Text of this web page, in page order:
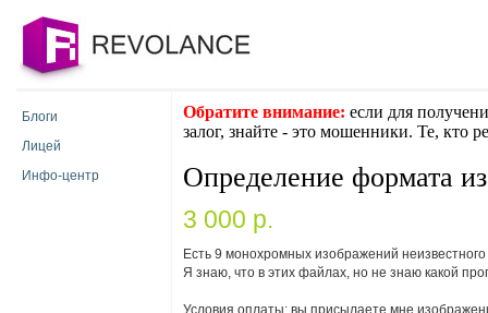
Блоги
Лицей
Инфо-центр
Обратите внимание: если для
залог, знайте - это мошенники. Те, кто
Определение формата
3 000 p.
Есть 9 монохромных изображений
Я знаю, что в этих файлах, но не знаю какой
Условия оплаты: вы присылаете мне